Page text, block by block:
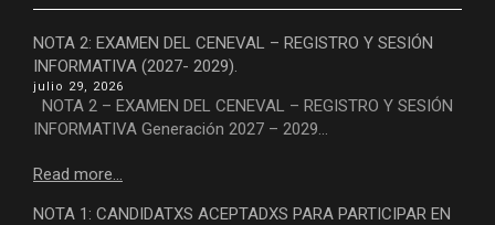
NOTA 2: EXAMEN DEL CENEVAL – REGISTRO Y SESIÓN
INFORMATIVA (2027- 2029).
julio 29, 2026
NOTA 2 – EXAMEN DEL CENEVAL – REGISTRO Y SESIÓN
INFORMATIVA Generación 2027 – 2029...
Read more...
NOTA 1: CANDIDATXS ACEPTADXS PARA PARTICIPAR EN